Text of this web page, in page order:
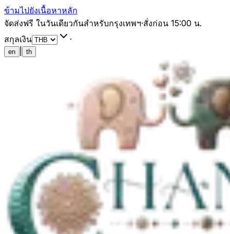
ข้ามไปยังเนื้อหาหลัก
จัดส่งฟรี ในวันเดียวกันสำหรับกรุงเทพฯ·สั่งก่อน 15:00 น.
สกุลเงิน
·
en th